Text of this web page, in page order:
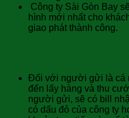
Công ty Sài Gòn Bay
hình mới nhất cho
giao phát thành công.
Đối với người gửi là cá
đến lấy hàng và thu
người gửi, sẽ có bill
có dấu đỏ của công ty